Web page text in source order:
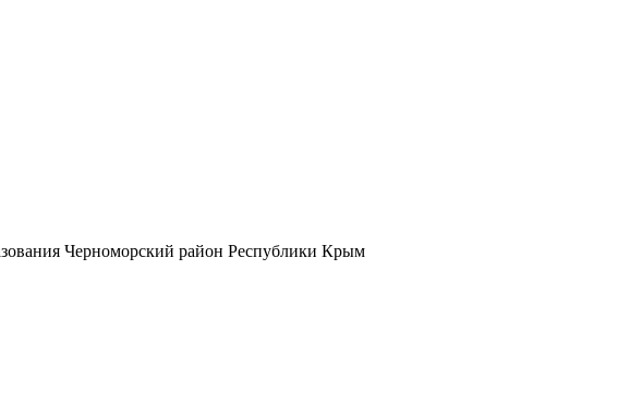
Черноморский район Республики Крым